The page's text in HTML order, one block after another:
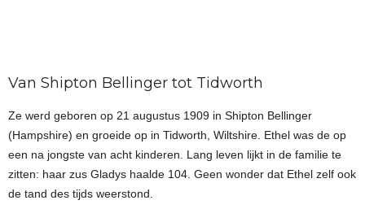
Van Shipton Bellinger tot Tidworth
Ze werd geboren op 21 augustus 1909 in Shipton Bellinger
(Hampshire) en groeide op in Tidworth, Wiltshire. Ethel was de op
een na jongste van acht kinderen. Lang leven lijkt in de familie te
zitten: haar zus Gladys haalde 104. Geen wonder dat Ethel zelf ook
de tand des tijds weerstond.